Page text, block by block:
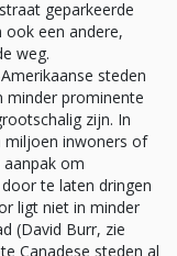
geparkeerde
ook een andere,
weg.
steden
minder prominente
zijn. In
miljoen inwoners of
aanpak om
te laten dringen
ligt niet in minder
(David Burr, zie
Canadese steden al